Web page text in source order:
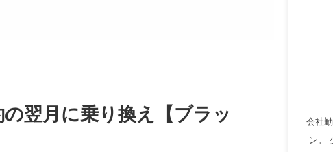
翌月に乗り換え【ブラッ
会社
ン。